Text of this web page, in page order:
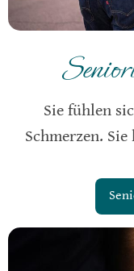
Sie fühlen
Schmerzen.